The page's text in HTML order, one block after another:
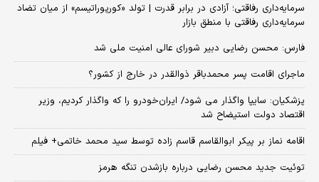
سرمایه‌داری رفاقتی؛ آزادی در برابر قدرت | تولد «کورپوراتیسم» از میان تضاد
سرمایه‌داری رفاقتی با منطق بازار
فارس: محسن رضایی دبیر شورای عالی امنیت ملی شد
ماجرای اقامت پسر محمدباقر ذوالقدر در خارج از کشور؟
پزشکیان: سایپا واگذار می شود/ ایران‌خودرو را که واگذار کردیم، وزیر
اقتصاد دولت استیضاح شد
اقامه نماز بر پیکر ابوالقاسم قاسم زاده توسط سید محمد خاتمی+ فیلم
توئیت جدید محسن رضایی درباره بازشدن تنگه هرمز